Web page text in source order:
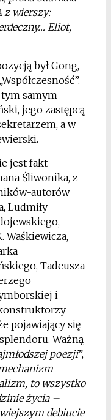
z wierszy:
Eliot,
był Gong,
tym samym
jego zastępcą
a w
jest fakt
Śliwonika, z
autorów
Ludmiły
Waśkiewicza,
Tadeusza
i
pojawiający się
Ważną
poezji”,
to wszystko
życia –
debiucie